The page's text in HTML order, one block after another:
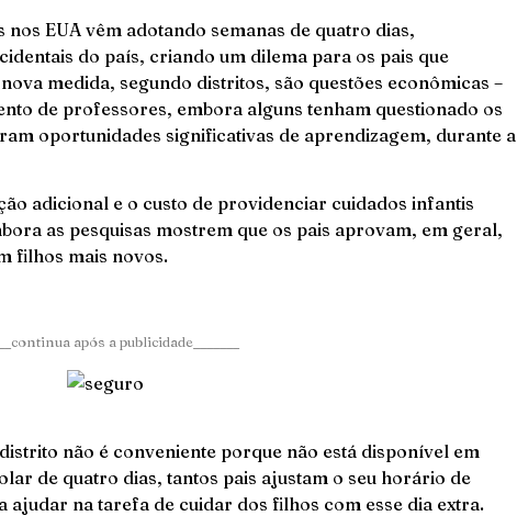
nos EUA vêm adotando semanas de quatro dias,
do país, criando um dilema para os pais que
medida, segundo distritos, são questões econômicas –
de professores, embora alguns tenham questionado os
oportunidades significativas de aprendizagem, durante a
adicional e o custo de providenciar cuidados infantis
as pesquisas mostrem que os pais aprovam, em geral,
filhos mais novos.
após a publicidade_______
não é conveniente porque não está disponível em
de quatro dias, tantos pais ajustam o seu horário de
na tarefa de cuidar dos filhos com esse dia extra.